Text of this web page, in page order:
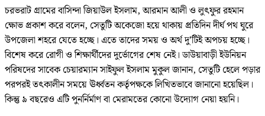
চরভরাট গ্রামের বাসিন্দা জিয়াউল ইসলাম, আরমান আলী ও লুৎফুর রহমান
ক্ষোভ প্রকাশ করে বলেন, সেতুটি অকেজো হয়ে থাকায় প্রতিদিন দীর্ঘ পথ ঘুরে
উপজেলা শহরে যেতে হচ্ছে। এতে তাদের সময় ও অর্থ দু’টিই অপচয় হচ্ছে।
বিশেষ করে রোগী ও শিক্ষার্থীদের দুর্ভোগের শেষ নেই। ডাউয়াবাড়ী ইউনিয়ন
পরিষদের সাবেক চেয়ারম্যান সাইফুল ইসলাম মুকুল জানান, সেতুটি হেলে পড়ার
পরপরই তৎকালীন সময়ে ঊর্ধ্বতন কর্তৃপক্ষকে লিখিতভাবে জানানো হয়েছিল।
কিন্তু ৯ বছরেও এটি পুনর্নির্মাণ বা মেরামতের কোনো উদ্যোগ নেয়া হয়নি।